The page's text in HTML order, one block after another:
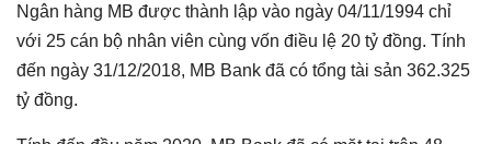
Ngân hàng MB được thành lập vào ngày 04/11/1994 chỉ
với 25 cán bộ nhân viên cùng vốn điều lệ 20 tỷ đồng. Tính
đến ngày 31/12/2018, MB Bank đã có tổng tài sản 362.325
tỷ đồng.